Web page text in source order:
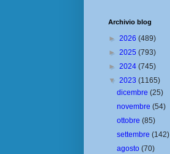
Archivio blog
► 2026 (489)
► 2025 (793)
► 2024 (745)
▼ 2023 (1165)
dicembre(25)
novembre(54)
ottobre(85)
settembre(142)
agosto(70)